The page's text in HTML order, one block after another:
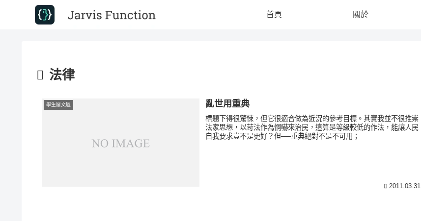
首頁 關於
法律
學生廢文區 亂世用重典
標題下得很驚悚，但它很適合做為近況的參考目標。其實我並不很推崇
法家思想，以苛法作為恫嚇來治民，這算是等級較低的作法，能讓人民
自我要求豈不是更好？但──重典絕對不是不可用；
2011.03.31